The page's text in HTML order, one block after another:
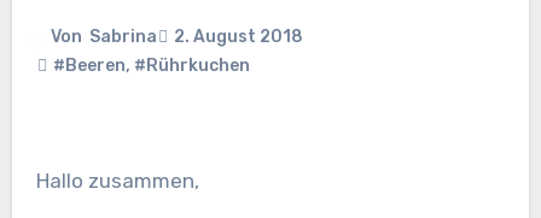
Von Sabrina
2. August 2018
#Beeren, #Rührkuchen
Hallo zusammen,